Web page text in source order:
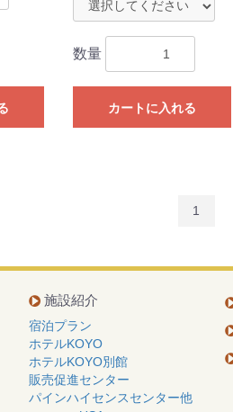
数量
カートに入れる
1
施設紹介
宿泊プラン
ホテルKOYO
ホテルKOYO別館
販売促進センター
パインハイセンスセンター他